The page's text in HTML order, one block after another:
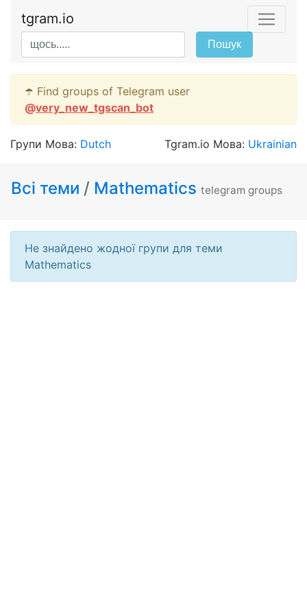
tgram.io
Пошук
☂️ Find groups of Telegram user
@very_new_tgscan_bot
Групи Мова: Dutch Tgram.io Мова: Ukrainian
Всі теми / Mathematics telegram groups
Не знайдено жодної групи для теми
Mathematics